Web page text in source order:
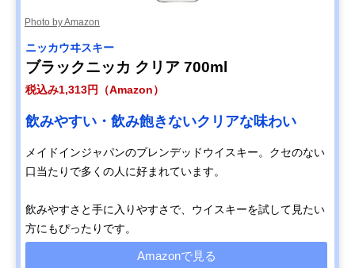
Photo by Amazon
ニッカウヰスキー
ブラックニッカ クリア 700ml
税込み1,313円（Amazon）
飲みやすい・飲み飽きないクリアな味わい
メイドインジャパンのブレンデッドウイスキー。クセのない
口当たりで多くの人に好まれています。
飲みやすさと手に入りやすさで、ウイスキーを試して見たい
方にもぴったりです。
Amazonで見る